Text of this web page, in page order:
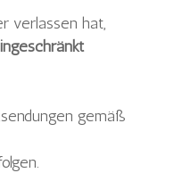
verlassen hat,
gemäß